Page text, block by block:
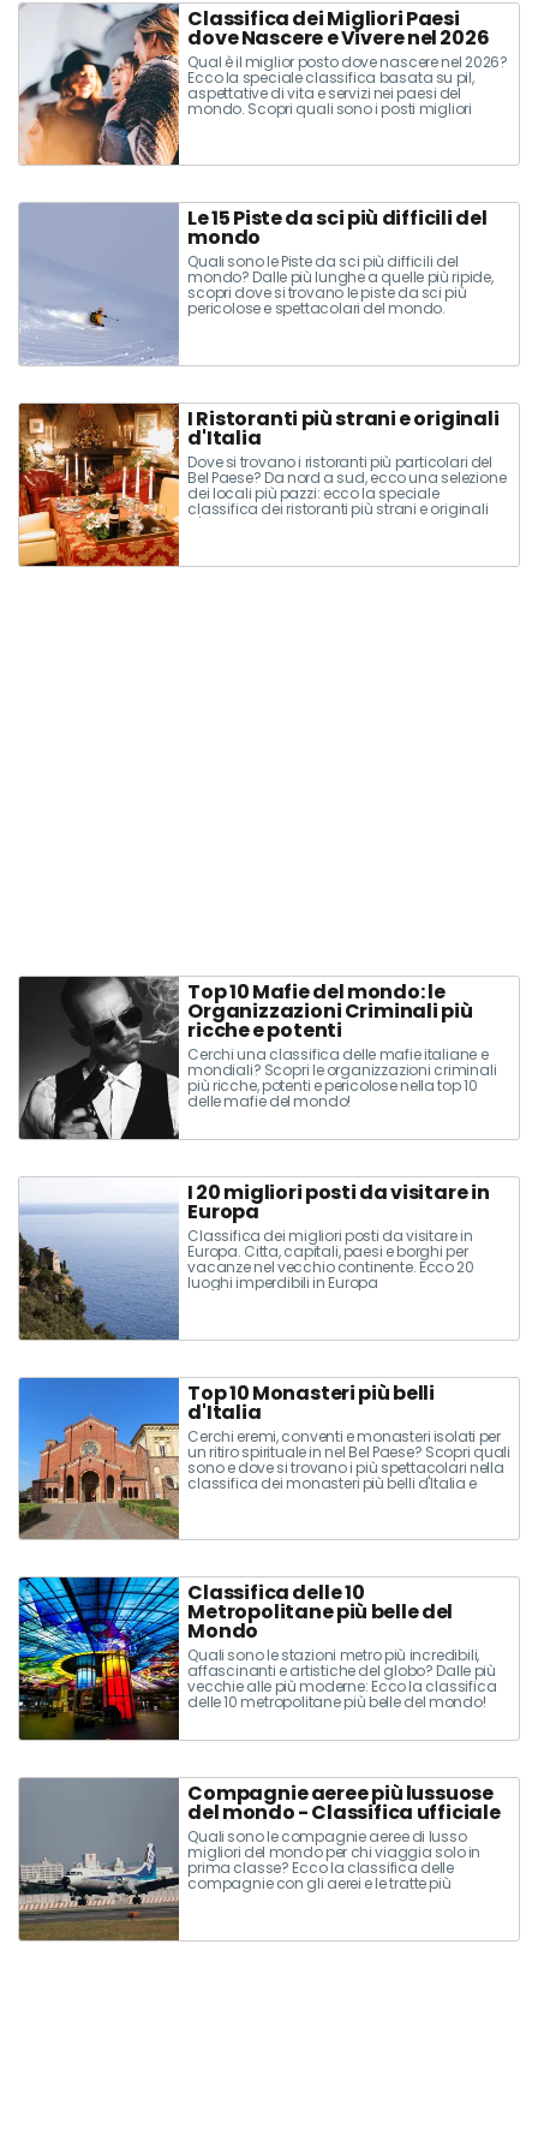
Classifica dei Migliori Paesi
dove Nascere e Vivere nel 2026
Qual è il miglior posto dove nascere nel 2026?
Ecco la speciale classifica basata su pil,
aspettative di vita e servizi nei paesi del
mondo. Scopri quali sono i posti migliori
dove nascere e vivere bene nel 2026.
Le 15 Piste da sci più difficili del
mondo
Quali sono le Piste da sci più difficili del
mondo? Dalle più lunghe a quelle più ripide,
scopri dove si trovano le piste da sci più
pericolose e spettacolari del mondo.
I Ristoranti più strani e originali
d'Italia
Dove si trovano i ristoranti più particolari del
Bel Paese? Da nord a sud, ecco una selezione
dei locali più pazzi: ecco la speciale
classifica dei ristoranti più strani e originali
d'Italia
Top 10 Mafie del mondo: le
Organizzazioni Criminali più
ricche e potenti
Cerchi una classifica delle mafie italiane e
mondiali? Scopri le organizzazioni criminali
più ricche, potenti e pericolose nella top 10
delle mafie del mondo!
I 20 migliori posti da visitare in
Europa
Classifica dei migliori posti da visitare in
Europa. Citta, capitali, paesi e borghi per
vacanze nel vecchio continente. Ecco 20
luoghi imperdibili in Europa
Top 10 Monasteri più belli
d'Italia
Cerchi eremi, conventi e monasteri isolati per
un ritiro spirituale in nel Bel Paese? Scopri quali
sono e dove si trovano i più spettacolari nella
classifica dei monasteri più belli d'Italia e
Classifica delle 10
Metropolitane più belle del
Mondo
Quali sono le stazioni metro più incredibili,
affascinanti e artistiche del globo? Dalle più
vecchie alle più moderne: Ecco la classifica
delle 10 metropolitane più belle del mondo!
Compagnie aeree più lussuose
del mondo - Classifica ufficiale
Quali sono le compagnie aeree di lusso
migliori del mondo per chi viaggia solo in
prima classe? Ecco la classifica delle
compagnie con gli aerei e le tratte più
costose che offrono voli di lusso incredibili.